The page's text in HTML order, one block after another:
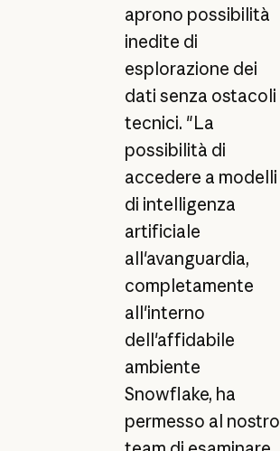
aprono possibilità
inedite di
esplorazione dei
dati senza ostacoli
tecnici. "La
possibilità di
accedere a modelli
di intelligenza
artificiale
all'avanguardia,
completamente
all'interno
dell'affidabile
ambiente
Snowflake, ha
permesso al nostro